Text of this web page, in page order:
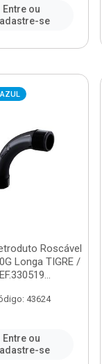
Entre ou
se
Roscável
Longa TIGRE /
43624
Entre ou
se